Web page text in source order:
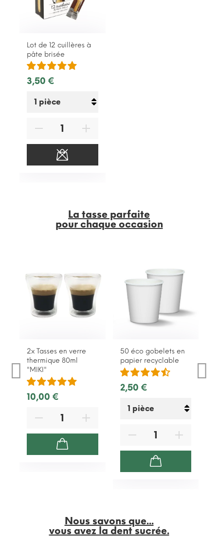
Lot de 12 cuillères à
pâte brisée
3,50 €
La tasse parfaite
pour chaque occasion
2x Tasses en verre
thermique 80ml
"MIKI"
10,00 €
50 éco gobelets en
papier recyclable
2,50 €
Nous savons que...
vous avez la dent sucrée.